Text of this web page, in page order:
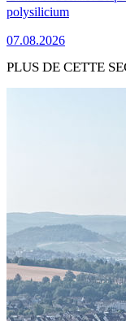
polysilicium
07.08.2026
PLUS DE CETTE